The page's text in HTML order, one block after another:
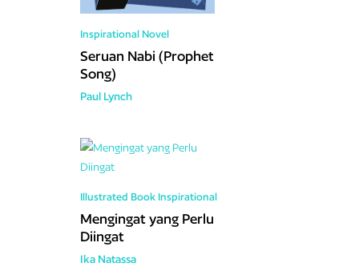
Inspirational Novel
Seruan Nabi (Prophet
Song)
Paul Lynch
Illustrated Book Inspirational
Mengingat yang Perlu
Diingat
Ika Natassa